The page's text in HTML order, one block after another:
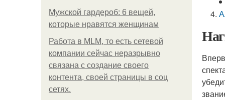
Мужской гардероб: 6 вещей,
которые нравятся женщинам
Работа в MLM, то есть сетевой
компании сейчас неразрывно
связана с создание своего
контента, своей страницы в соц
сетях.